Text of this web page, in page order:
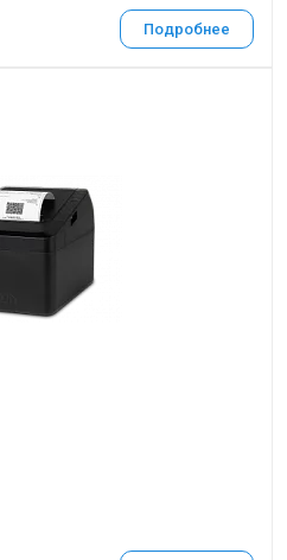
Подробнее